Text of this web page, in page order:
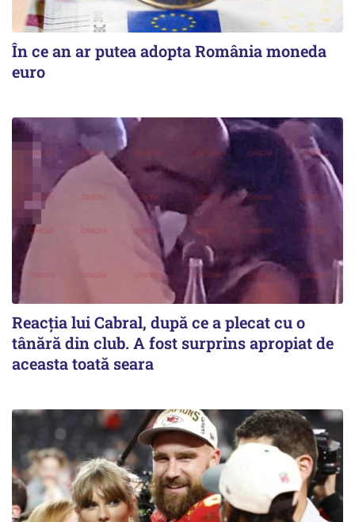
În ce an ar putea adopta România moneda
euro
Reacția lui Cabral, după ce a plecat cu o
tânără din club. A fost surprins apropiat de
aceasta toată seara